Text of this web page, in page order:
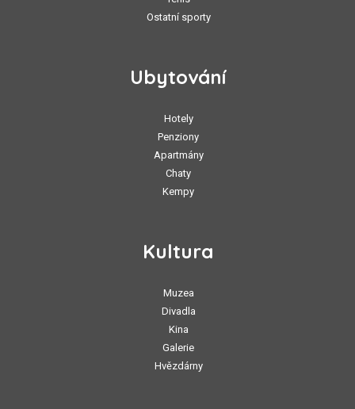
Ostatní sporty
Ubytování
Hotely
Penziony
Apartmány
Chaty
Kempy
Kultura
Muzea
Divadla
Kina
Galerie
Hvězdárny